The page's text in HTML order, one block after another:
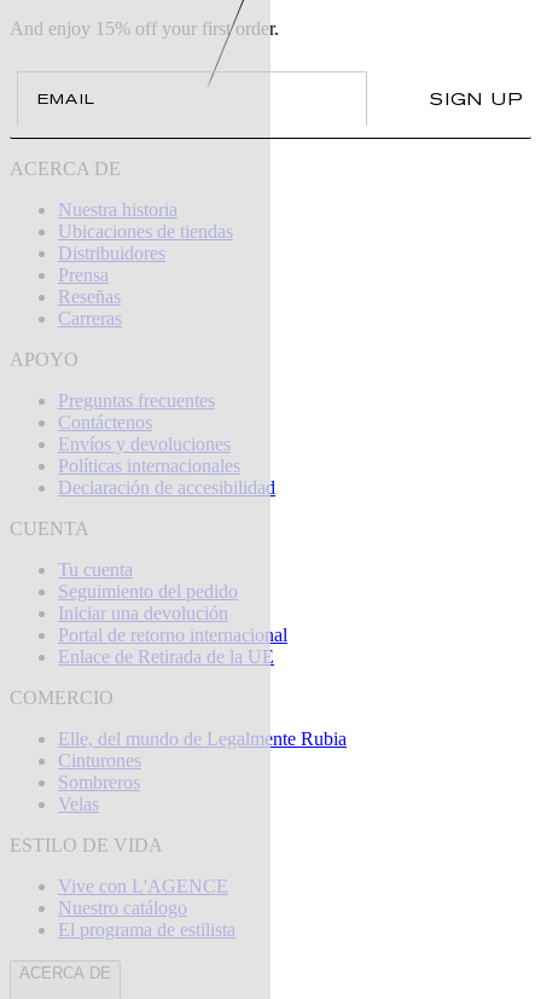
And enjoy 15% off your first order.
SIGN UP
ACERCA DE
Nuestra historia
Ubicaciones de tiendas
Distribuidores
Prensa
Reseñas
Carreras
APOYO
Preguntas frecuentes
Contáctenos
Envíos y devoluciones
Políticas internacionales
Declaración de accesibilidad
CUENTA
Tu cuenta
Seguimiento del pedido
Iniciar una devolución
Portal de retorno internacional
Enlace de Retirada de la UE
COMERCIO
Elle, del mundo de Legalmente Rubia
Cinturones
Sombreros
Velas
ESTILO DE VIDA
Vive con L'AGENCE
Nuestro catálogo
El programa de estilista
ACERCA DE